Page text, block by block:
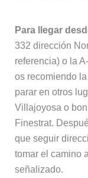
Para llegar
332 dirección
referencia) o la
os recomiendo
parar en otros
Villajoyosa o
Finestrat.
que seguir
tomar el camino
señalizado.